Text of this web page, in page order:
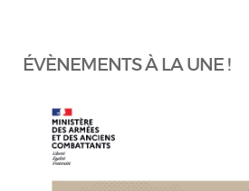
ÉVÈNEMENTS À LA UNE !